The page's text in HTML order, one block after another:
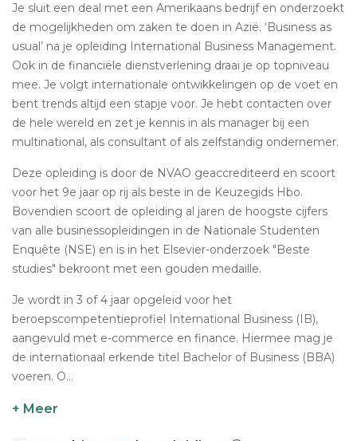
Je sluit een deal met een Amerikaans bedrijf en onderzoekt
de mogelijkheden om zaken te doen in Azië. ‘Business as
usual’ na je opleiding International Business Management.
Ook in de financiële dienstverlening draai je op topniveau
mee. Je volgt internationale ontwikkelingen op de voet en
bent trends altijd een stapje voor. Je hebt contacten over
de hele wereld en zet je kennis in als manager bij een
multinational, als consultant of als zelfstandig ondernemer.
Deze opleiding is door de NVAO geaccrediteerd en scoort
voor het 9e jaar op rij als beste in de Keuzegids Hbo.
Bovendien scoort de opleiding al jaren de hoogste cijfers
van alle businessopleidingen in de Nationale Studenten
Enquête (NSE) en is in het Elsevier-onderzoek "Beste
studies" bekroont met een gouden medaille.
Je wordt in 3 of 4 jaar opgeleid voor het
beroepscompetentieprofiel International Business (IB),
aangevuld met e-commerce en finance. Hiermee mag je
de internationaal erkende titel Bachelor of Business (BBA)
voeren. O...
+ Meer